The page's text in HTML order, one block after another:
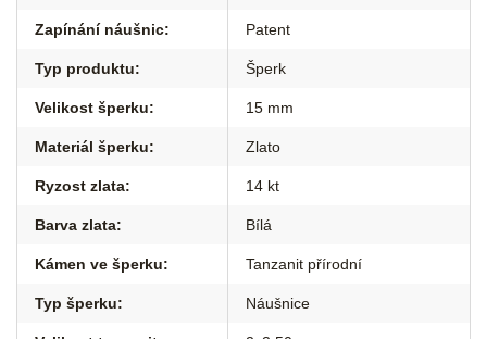
Zapínání náušnic: Patent
Typ produktu: Šperk
Velikost šperku: 15 mm
Materiál šperku: Zlato
Ryzost zlata: 14 kt
Barva zlata: Bílá
Kámen ve šperku: Tanzanit přírodní
Typ šperku: Náušnice